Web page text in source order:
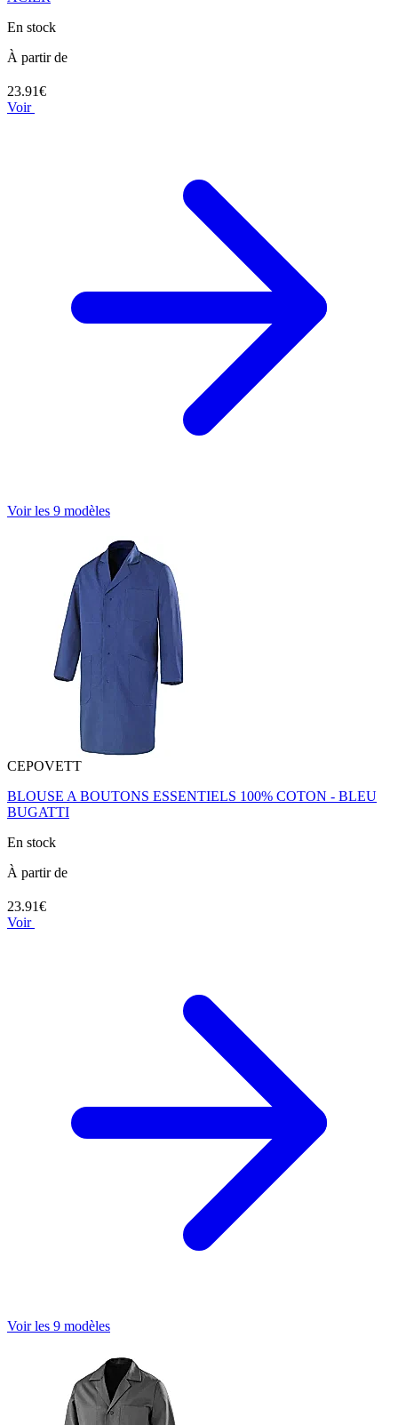
En stock
À partir de
23.91€
Voir
Voir les 9 modèles
CEPOVETT
BLOUSE A BOUTONS ESSENTIELS 100% COTON - BLEU
BUGATTI
En stock
À partir de
23.91€
Voir
Voir les 9 modèles